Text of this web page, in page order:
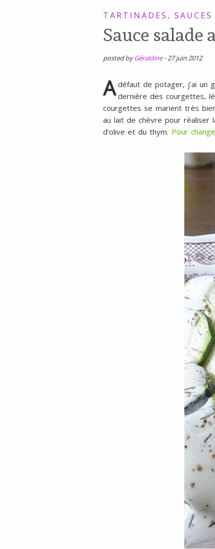
SANS
GLUTEN,
SANS
LAIT,
SOJA,
SANS
ŒUFS
TARTINADES,
Sauce
posted byGéraldine -27 juin 2012
A défaut de potager, j’ai un
dernière des courgettes,
courgettes se marient très
au lait de chèvre pour réaliser
d’olive et du thym. Pour